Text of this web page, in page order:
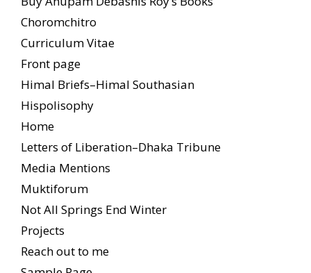
Choromchitro
Curriculum Vitae
Front page
Himal Briefs–Himal Southasian
Hispolisophy
Home
Letters of Liberation–Dhaka Tribune
Media Mentions
Muktiforum
Not All Springs End Winter
Projects
Reach out to me